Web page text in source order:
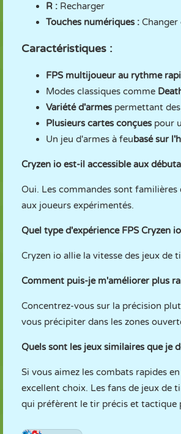
R : Recharger
Touches numériques : Changer
Caractéristiques :
FPS multijoueur au rythme
Modes classiques comme
Variété d'armes permettant
Plusieurs cartes conçues pour
Un jeu d'armes à feubasé sur
Cryzen io est-il accessible aux
Oui. Les commandes sont
aux joueurs expérimentés.
Quel type d'expérience FPS Cryzen
Cryzen io allie la vitesse des jeux de
Comment puis-je m'améliorer plus
Concentrez-vous sur la précision
vous précipiter dans les zones
Quels sont les jeux similaires que je
Si vous aimez les combats rapides en
excellent choix. Les fans de jeux de
qui préfèrent le tir précis et tactique